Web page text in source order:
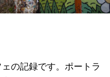
の記録です。ポートラ